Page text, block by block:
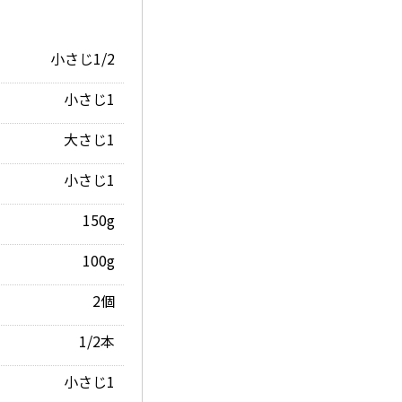
小さじ1/2
小さじ1
大さじ1
小さじ1
150g
100g
2個
1/2本
小さじ1